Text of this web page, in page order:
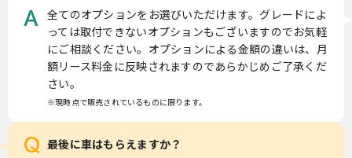
A
全てのオプションをお選びいただけます。グレードによ
っては取付できないオプションもございますのでお気軽
にご相談ください。オプションによる金額の違いは、月
額リース料金に反映されますのであらかじめご了承くだ
さい。
※現時点で販売されているものに限ります。
Q 最後に車はもらえますか？